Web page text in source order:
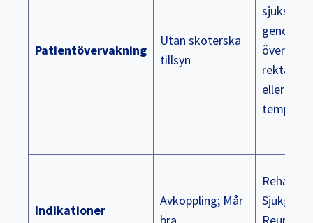
Patientövervakning
Utan sköterska
tillsyn
genom
övervaka
rektal,
eller
Indikationer
Avkoppling; Mår